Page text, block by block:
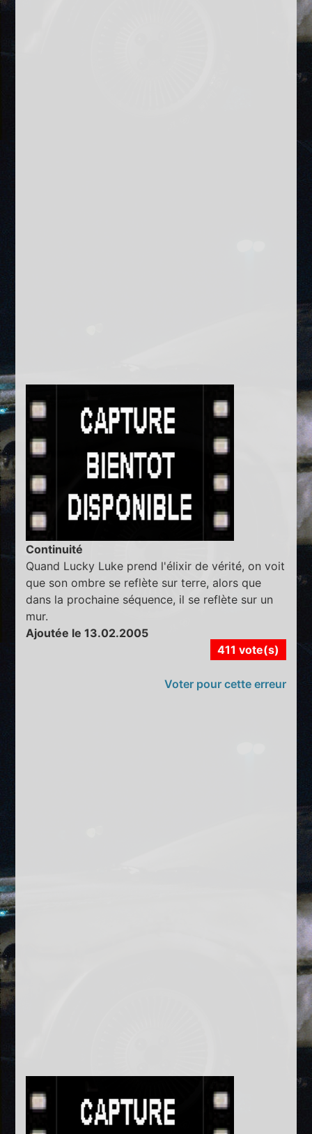
Continuité
Quand Lucky Luke prend l'élixir de vérité, on voit
que son ombre se reflète sur terre, alors que
dans la prochaine séquence, il se reflète sur un
mur.
Ajoutée le 13.02.2005
411 vote(s)
Voter pour cette erreur